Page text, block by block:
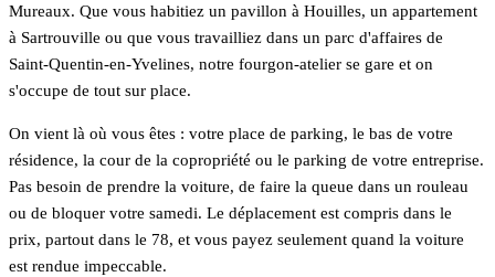
Mureaux. Que vous habitiez un pavillon à Houilles, un appartement
à Sartrouville ou que vous travailliez dans un parc d'affaires de
Saint-Quentin-en-Yvelines, notre fourgon-atelier se gare et on
s'occupe de tout sur place.
On vient là où vous êtes : votre place de parking, le bas de votre
résidence, la cour de la copropriété ou le parking de votre entreprise.
Pas besoin de prendre la voiture, de faire la queue dans un rouleau
ou de bloquer votre samedi. Le déplacement est compris dans le
prix, partout dans le 78, et vous payez seulement quand la voiture
est rendue impeccable.